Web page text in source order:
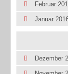
Februar
Januar
Dezember